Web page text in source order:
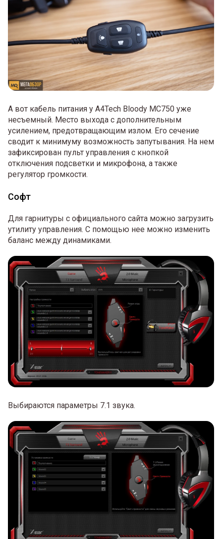
А вот кабель питания у A4Tech Bloody MC750 уже
несъемный. Место выхода с дополнительным
усилением, предотвращающим излом. Его сечение
сводит к минимуму возможность запутывания. На нем
зафиксирован пульт управления с кнопкой
отключения подсветки и микрофона, а также
регулятор громкости.
Софт
Для гарнитуры с официального сайта можно загрузить
утилиту управления. С помощью нее можно изменить
баланс между динамиками.
Выбираются параметры 7.1 звука.